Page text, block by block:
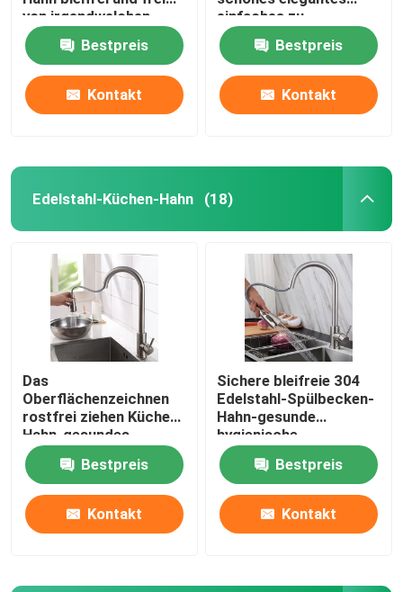
von irgendwelchen
Auslaugungssubstanzen
Bestpreis
Kontakt
einfaches zu
installieren
Bestpreis
Kontakt
Edelstahl-Küchen-Hahn (18)
Das
Oberflächenzeichnen
rostfrei ziehen Küchen-
Hahn-gesundes
hygienisches herunter
Bestpreis
Kontakt
Sichere bleifreie 304
Edelstahl-Spülbecken-
Hahn-gesunde
hygienische
Bestpreis
Kontakt